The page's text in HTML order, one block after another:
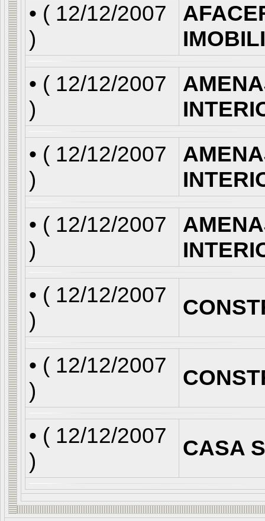
• ( 12/12/2007
)
• ( 12/12/2007
)
• ( 12/12/2007
)
• ( 12/12/2007
)
• ( 12/12/2007
)
• ( 12/12/2007
)
• ( 12/12/2007
)
CASA